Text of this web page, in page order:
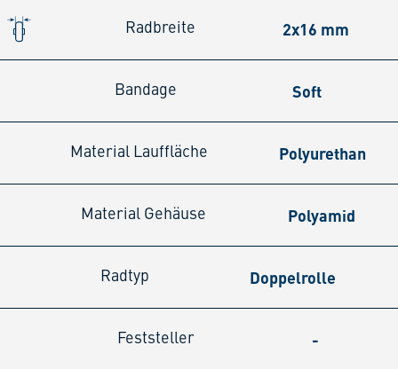
Radbreite 2x16 mm
Bandage Soft
Material Lauffläche Polyurethan
Material Gehäuse Polyamid
Radtyp Doppelrolle
Feststeller -